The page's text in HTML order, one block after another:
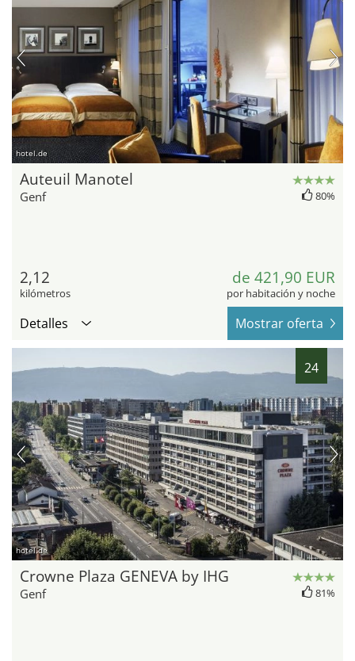
hotel.de
Auteuil Manotel
Genf 80%
2,12
kilómetros
de 421,90 EUR
por habitación y noche
Detalles Mostrar oferta
24
hotel.de
Crowne Plaza GENEVA by IHG
Genf 81%